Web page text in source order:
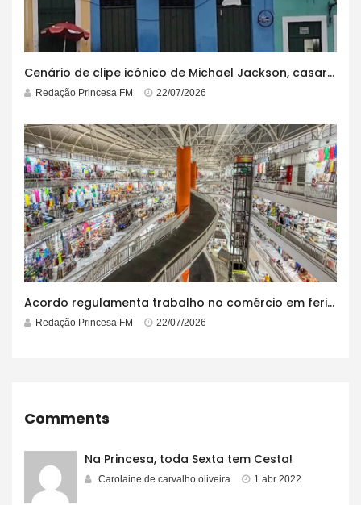
Cenário de clipe icônico de Michael Jackson, casarão azul no centro do Pelourinho enfrenta ordem de desocupação
Redação Princesa FM 22/07/2026
Acordo regulamenta trabalho no comércio em feriados
Redação Princesa FM 22/07/2026
Comments
Na Princesa, toda Sexta tem Cesta!
Carolaine de carvalho oliveira 1 abr 2022